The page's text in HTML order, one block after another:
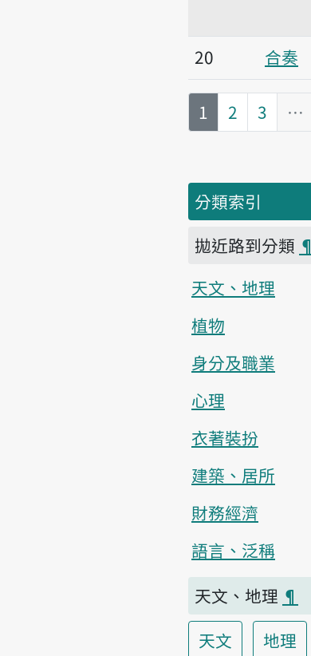
20
合奏
第
1 2 3 …
分類索引
拋近路到分類 ¶
天文、地理
植物
身分及職業
心理
衣著裝扮
建築、居所
財務經濟
語言、泛稱
天文、地理 ¶
天文
地理